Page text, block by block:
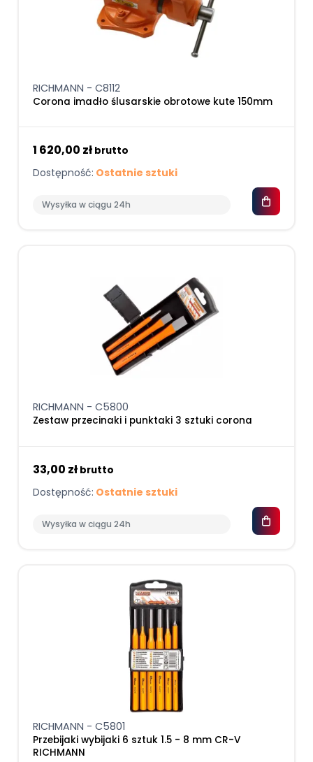
RICHMANN - C8112
Corona imadło ślusarskie obrotowe kute 150mm
1 620,00 zł brutto
Dostępność: Ostatnie sztuki
Wysyłka w ciągu 24h
RICHMANN - C5800
Zestaw przecinaki i punktaki 3 sztuki corona
33,00 zł brutto
Dostępność: Ostatnie sztuki
Wysyłka w ciągu 24h
RICHMANN - C5801
Przebijaki wybijaki 6 sztuk 1.5 - 8 mm CR-V
RICHMANN